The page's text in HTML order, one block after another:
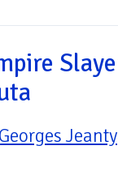
Georges Jeanty